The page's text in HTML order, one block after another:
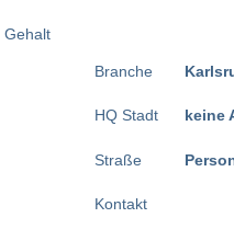
Gehalt
Branche
HQ Stadt
Straße
Kontakt
keine